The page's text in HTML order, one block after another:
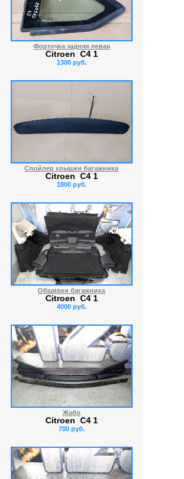
Форточка задняя левая
Citroen C4 1
1300 руб.
Спойлер крышки багажника
Citroen C4 1
1800 руб.
Обшивки багажника
Citroen C4 1
4000 руб.
Жабо
Citroen C4 1
700 руб.